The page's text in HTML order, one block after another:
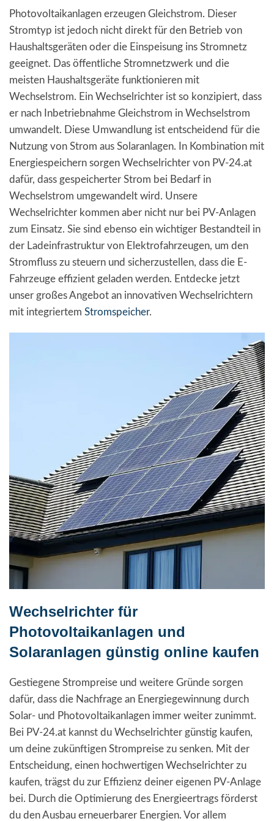
Photovoltaikanlagen erzeugen Gleichstrom. Dieser
Stromtyp ist jedoch nicht direkt für den Betrieb von
Haushaltsgeräten oder die Einspeisung ins Stromnetz
geeignet. Das öffentliche Stromnetzwerk und die
meisten Haushaltsgeräte funktionieren mit
Wechselstrom. Ein Wechselrichter ist so konzipiert, dass
er nach Inbetriebnahme Gleichstrom in Wechselstrom
umwandelt. Diese Umwandlung ist entscheidend für die
Nutzung von Strom aus Solaranlagen. In Kombination mit
Energiespeichern sorgen Wechselrichter von PV-24.at
dafür, dass gespeicherter Strom bei Bedarf in
Wechselstrom umgewandelt wird. Unsere
Wechselrichter kommen aber nicht nur bei PV-Anlagen
zum Einsatz. Sie sind ebenso ein wichtiger Bestandteil in
der Ladeinfrastruktur von Elektrofahrzeugen, um den
Stromfluss zu steuern und sicherzustellen, dass die E-
Fahrzeuge effizient geladen werden. Entdecke jetzt
unser großes Angebot an innovativen Wechselrichtern
mit integriertem Stromspeicher.
Wechselrichter für
Photovoltaikanlagen und
Solaranlagen günstig online kaufen
Gestiegene Strompreise und weitere Gründe sorgen
dafür, dass die Nachfrage an Energiegewinnung durch
Solar- und Photovoltaikanlagen immer weiter zunimmt.
Bei PV-24.at kannst du Wechselrichter günstig kaufen,
um deine zukünftigen Strompreise zu senken. Mit der
Entscheidung, einen hochwertigen Wechselrichter zu
kaufen, trägst du zur Effizienz deiner eigenen PV-Anlage
bei. Durch die Optimierung des Energieertrags förderst
du den Ausbau erneuerbarer Energien. Vor allem